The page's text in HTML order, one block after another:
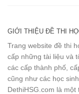
GIỚI THIỆU ĐỀ THI
Trang website đề thi
cấp những tài liệu và
các cấp thành phố,
cũng như các học
DethiHSG.com là